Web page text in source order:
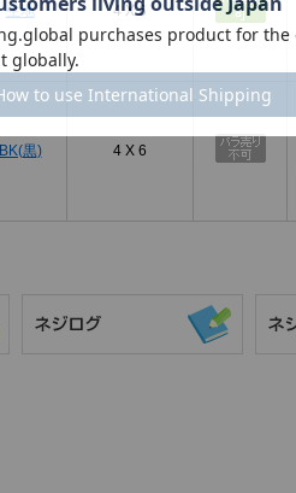
生地 4 X 6
BK(黒) 4 X 6